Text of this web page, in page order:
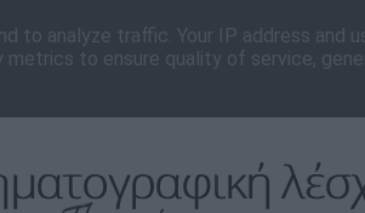
to analyze traffic. Your IP address and
to ensure quality of service,